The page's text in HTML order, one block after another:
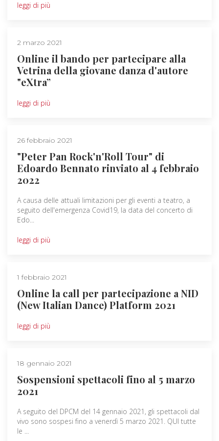
leggi di più
2 marzo 2021
Online il bando per partecipare alla
Vetrina della giovane danza d'autore
"eXtra”
leggi di più
26 febbraio 2021
"Peter Pan Rock'n'Roll Tour" di
Edoardo Bennato rinviato al 4 febbraio
2022
A causa delle attuali limitazioni per gli eventi a teatro, a
seguito dell'emergenza Covid19, la data del concerto di
Edo...
leggi di più
1 febbraio 2021
Online la call per partecipazione a NID
(New Italian Dance) Platform 2021
leggi di più
18 gennaio 2021
Sospensioni spettacoli fino al 5 marzo
2021
A seguito del DPCM del 14 gennaio 2021, gli spettacoli dal
vivo sono sospesi fino a venerdì 5 marzo 2021. QUI tutte
le ...